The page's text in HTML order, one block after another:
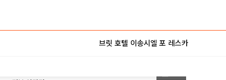
브릿 호텔 이송시엘 포 레스카